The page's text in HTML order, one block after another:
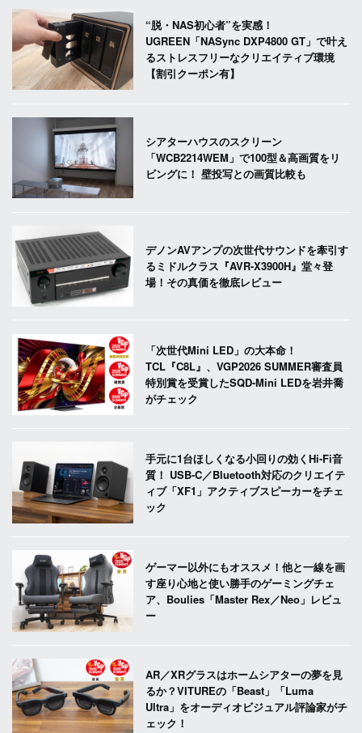
“脱・NAS初心者”を実感！
UGREEN「NASync DXP4800 GT」で叶え
るストレスフリーなクリエイティブ環境
【割引クーポン有】
シアターハウスのスクリーン
「WCB2214WEM」で100型＆高画質をリ
ビングに！ 壁投写との画質比較も
デノンAVアンプの次世代サウンドを牽引す
るミドルクラス『AVR-X3900H』堂々登
場！その真価を徹底レビュー
「次世代Mini LED」の大本命！
TCL『C8L』、VGP2026 SUMMER審査員
特別賞を受賞したSQD-Mini LEDを岩井喬
がチェック
手元に1台ほしくなる小回りの効くHi-Fi音
質！ USB-C／Bluetooth対応のクリエイテ
ィブ「XF1」アクティブスピーカーをチェ
ック
ゲーマー以外にもオススメ！他と一線を画
す座り心地と使い勝手のゲーミングチェ
ア、Boulies「Master Rex／Neo」レビュ
ー
AR／XRグラスはホームシアターの夢を見
るか？VITUREの「Beast」「Luma
Ultra」をオーディオビジュアル評論家がチ
ェック！